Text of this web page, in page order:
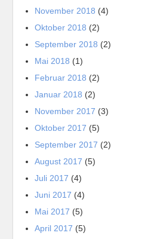
November 2018 (4)
Oktober 2018 (2)
September 2018 (2)
Mai 2018 (1)
Februar 2018 (2)
Januar 2018 (2)
November 2017 (3)
Oktober 2017 (5)
September 2017 (2)
August 2017 (5)
Juli 2017 (4)
Juni 2017 (4)
Mai 2017 (5)
April 2017 (5)